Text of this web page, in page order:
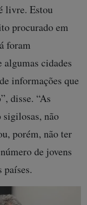
livre. Estou
procurado em
foram
cidades
informações que
disse. “As
sigilosas, não
porém, não ter
de jovens
países.